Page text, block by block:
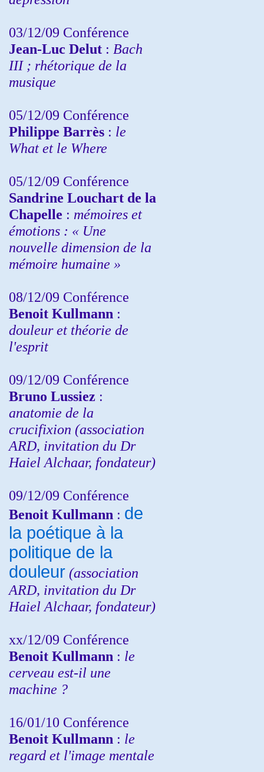
03/12/09 Conférence
Jean-Luc Delut : Bach
III ; rhétorique de la
musique
05/12/09 Conférence
Philippe Barrès : le
What et le Where
05/12/09 Conférence
Sandrine Louchart de la
Chapelle : mémoires et
émotions : « Une
nouvelle dimension de la
mémoire humaine »
08/12/09 Conférence
Benoit Kullmann :
douleur et théorie de
l'esprit
09/12/09 Conférence
Bruno Lussiez :
anatomie de la
crucifixion (association
ARD, invitation du Dr
Haiel Alchaar, fondateur)
09/12/09 Conférence
Benoit Kullmann : de
la poétique à la
politique de la
douleur (association
ARD, invitation du Dr
Haiel Alchaar, fondateur)
xx/12/09 Conférence
Benoit Kullmann : le
cerveau est-il une
machine ?
16/01/10 Conférence
Benoit Kullmann : le
regard et l'image mentale